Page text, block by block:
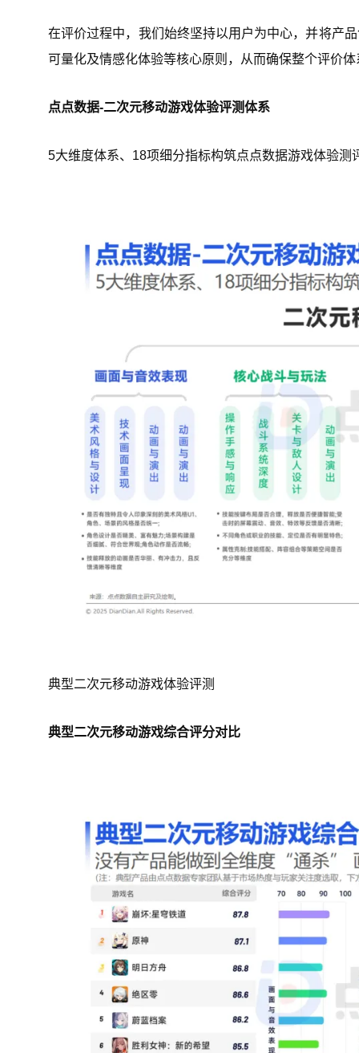
在评价过程中，我们始终坚持以用户为中心，并将产
可量化及情感化体验等核心原则，从而确保整个评价
点点数据-二次元移动游戏体验评测体系
5大维度体系、18项细分指标构筑点点数据游戏体验测
典型二次元移动游戏体验评测
典型二次元移动游戏综合评分对比